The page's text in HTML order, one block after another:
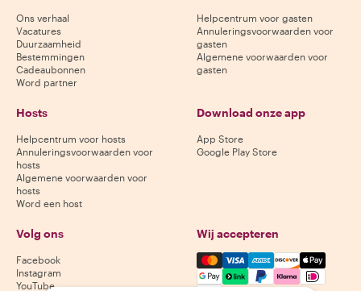
Ons verhaal
Vacatures
Duurzaamheid
Bestemmingen
Cadeaubonnen
Word partner
Helpcentrum voor gasten
Annuleringsvoorwaarden voor
gasten
Algemene voorwaarden voor
gasten
Hosts
Helpcentrum voor hosts
Annuleringsvoorwaarden voor
hosts
Algemene voorwaarden voor
hosts
Word een host
Download onze app
App Store
Google Play Store
Volg ons
Facebook
Instagram
YouTube
Wij accepteren
Mastercard, Visa, Amex,